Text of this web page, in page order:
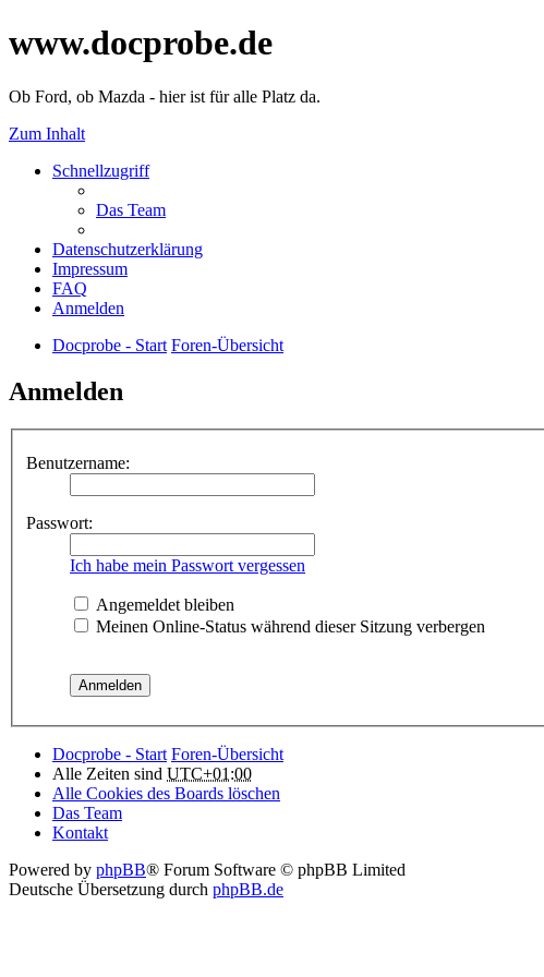
www.docprobe.de
Ob Ford, ob Mazda - hier ist für alle Platz da.
Zum Inhalt
Schnellzugriff
Das Team
Datenschutzerklärung
Impressum
FAQ
Anmelden
Docprobe - Start Foren-Übersicht
Anmelden
Benutzername:
Passwort:
Ich habe mein Passwort vergessen
Angemeldet bleiben
Meinen Online-Status während dieser Sitzung verbergen
Docprobe - Start Foren-Übersicht
Alle Zeiten sind UTC+01:00
Alle Cookies des Boards löschen
Das Team
Kontakt
Powered by phpBB® Forum Software © phpBB Limited
Deutsche Übersetzung durch phpBB.de